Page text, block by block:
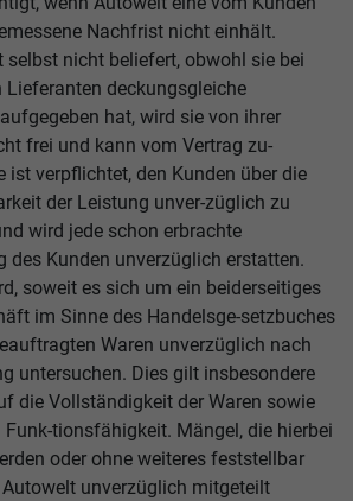
Nachfrist nicht einhält.
selbst nicht beliefert, obwohl sie bei
Lieferanten deckungsgleiche
hat, wird sie von ihrer
frei und kann vom Vertrag zu-
ist verpflichtet, den Kunden über die
der Leistung unver-züglich zu
wird jede schon erbrachte
des Kunden unverzüglich erstatten.
soweit es sich um ein beiderseitiges
im Sinne des Handelsge-setzbuches
Waren unverzüglich nach
untersuchen. Dies gilt insbesondere
die Vollständigkeit der Waren sowie
Funk-tionsfähigkeit. Mängel, die hierbei
oder ohne weiteres feststellbar
unverzüglich mitgeteilt